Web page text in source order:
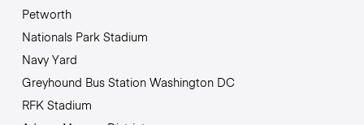
Petworth
Nationals Park Stadium
Navy Yard
Greyhound Bus Station Washington DC
RFK Stadium